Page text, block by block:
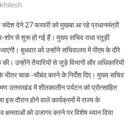
संदेश देने 27 फरवरी को मुखबा आ रहे प्रधानमंत्री
शोर से शुरू हो गई हैं। मुख्य सचिव राधा रतूड़ी
बुधवार को उन्होंने सचिवालय में पीएम के दौरे
उन्होंने तैयारियों से जुड़े विभागों और अधिकारियों
चाक -चौबंद करने के निर्देश दिए। मुख्य सचिव
उत्तराखंड में शीतकालीन पर्यटन को प्रोत्साहित
दौरान होने वाले कार्यक्रमों में राज्य के
क्षमताओं को उजागर करने पर विशेष ध्यान दिया